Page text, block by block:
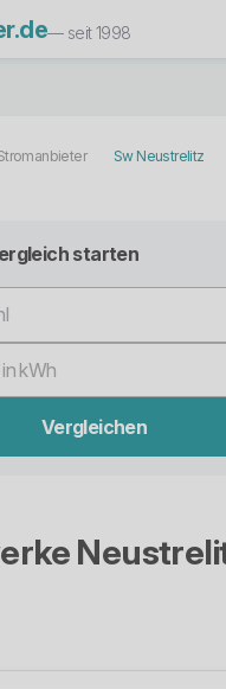
— seit 1998
Sw Neustrelitz
starten
Vergleichen